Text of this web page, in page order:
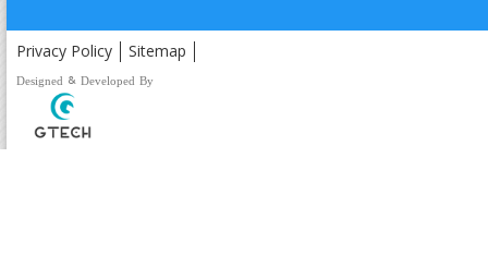
Privacy Policy Sitemap
Designed & Developed By